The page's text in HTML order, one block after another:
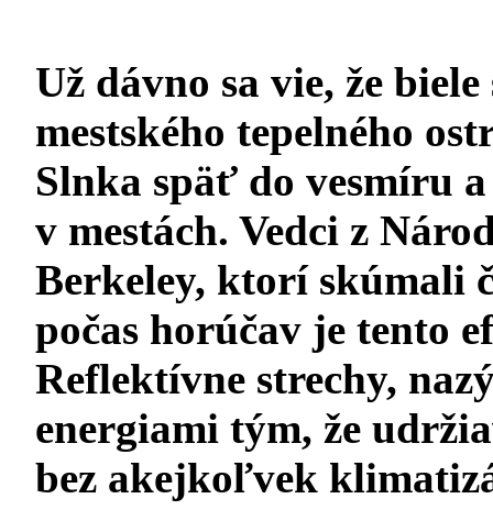
Už dávno sa vie, že
mestského tepelného
Slnka späť do vesmíru
v mestách. Vedci z
Berkeley, ktorí skúmali
počas horúčav je tento
Reflektívne strechy,
energiami tým, že
bez akejkoľvek